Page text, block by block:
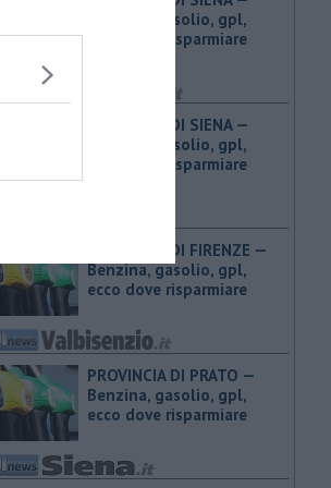
Benzina, gasolio, gpl,
ecco dove risparmiare
PROVINCIA DI SIENA — ​
Benzina, gasolio, gpl,
ecco dove risparmiare
PROVINCIA DI FIRENZE — ​
Benzina, gasolio, gpl,
ecco dove risparmiare
PROVINCIA DI PRATO — ​
Benzina, gasolio, gpl,
ecco dove risparmiare